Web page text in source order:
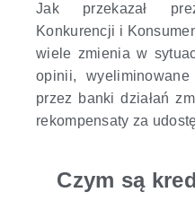
Jak przekazał
Konkurencji i
wiele zmienia w
opinii,
przez banki działań
rekompensaty za
Czym są